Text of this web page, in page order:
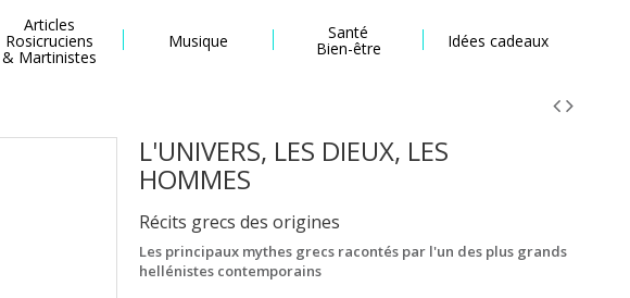
Articles
Rosicruciens
& Martinistes
Musique Santé
Bien-être Idées cadeaux
L'UNIVERS, LES DIEUX, LES
HOMMES
Récits grecs des origines
Les principaux mythes grecs racontés par l'un des plus grands
hellénistes contemporains